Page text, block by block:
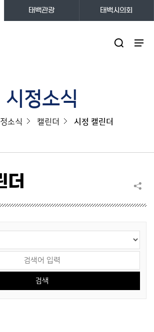
태백관광 태백시의회
시정소식
소식 캘린더 시정 캘린더
더